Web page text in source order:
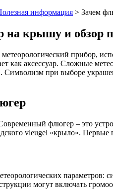
информация > Зачем
на крышу и обзор
прибор,
как аксессуар. Сложные
Символизм при выборе
флюгер – это
vleugel «крыло».
параметров:
могут включать